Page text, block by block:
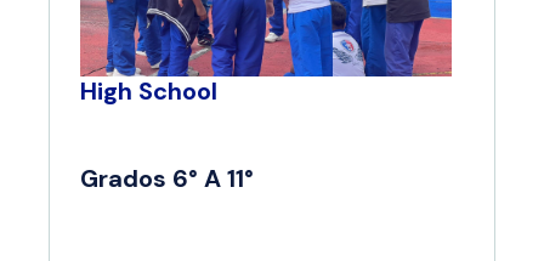
High School
Grados 6° A 11°